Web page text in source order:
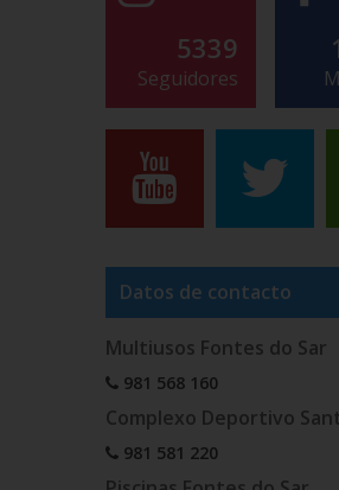
5339
Seguidores
Datos de contacto
Multiusos Fontes do Sar
981 568 160
Complexo Deportivo
981 581 220